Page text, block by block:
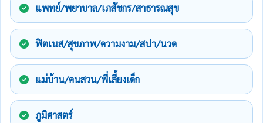
แพทย์/พยาบาล/เภสัชกร/สาธารณสุข
ฟิตเนส/สุขภาพ/ความงาม/สปา/นวด
แม่บ้าน/คนสวน/พี่เลี้ยงเด็ก
ภูมิศาสตร์